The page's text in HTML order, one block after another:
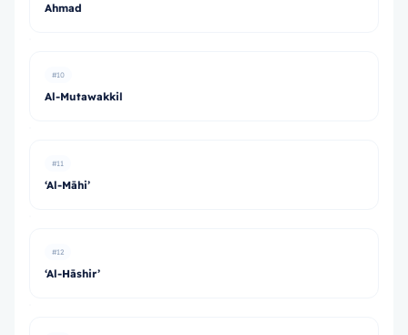
Ahmad
#10
Al-Mutawakkil
#11
‘Al-Māhi’
#12
‘Al-Hāshir’